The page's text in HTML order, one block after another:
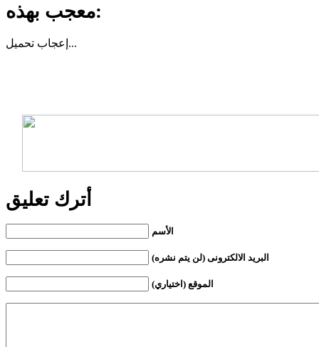
معجب بهذه:
إعجاب تحميل...
أترك تعليق
الأسم
البريد الالكترونى (لن يتم نشره)
الموقع (اختياري)